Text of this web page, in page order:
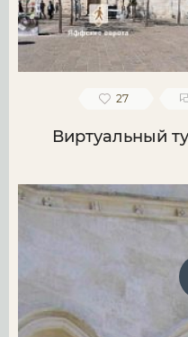
27
Виртуальный